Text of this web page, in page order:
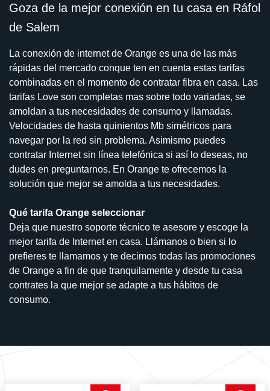
Goza de la mejor conexión en tu casa en Ráfol
de Salem
La conexión de internet de Orange es una de las más
rápidas del mercado conque ten en cuenta estas tarifas
combinadas en el momento de contratar fibra en casa. Las
tarifas Love son completas mas sobre todo variadas, se
amoldan a tus necesidades de consumo y llamadas.
Velocidades de hasta quinientos Mb simétricos para
navegar por la red sin problema. Asimismo puedes
contratar Internet sin línea telefónica si así lo deseas, no
dudes en preguntarnos. En Orange te ofrecemos la
solución que mejor se amolda a tus necesidades.
Qué tarifa Orange seleccionar
Deja que nuestro soporte técnico te asesore y escoge la
mejor tarifa de Internet en casa. Llámanos o bien si lo
prefieres te llamamos y te decimos todas las promociones
de Orange a fin de que tranquilamente y desde tu casa
contrates la que mejor se adapte a tus hábitos de
consumo.